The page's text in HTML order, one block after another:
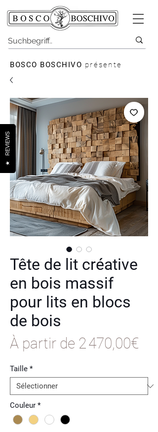
BOSCO BOSCHIVO présente
Tête de lit créative
en bois massif
pour lits en blocs
de bois
À partir de 2 470,00€
Taille *
Couleur *
★
REVIEWS